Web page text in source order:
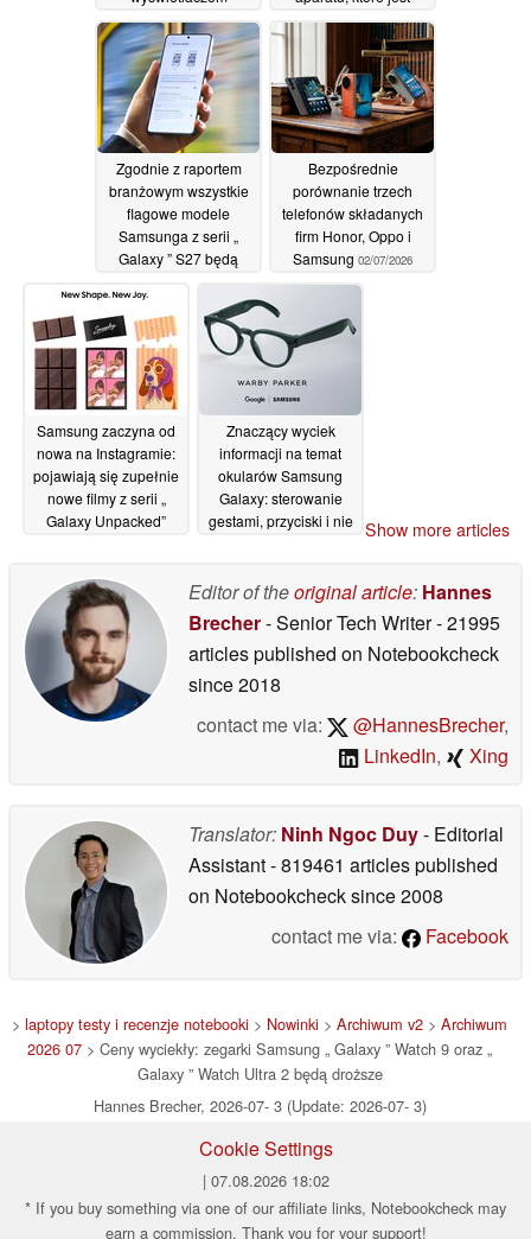
AMOLED, mapami
offline i 18-dniową
żywotnością baterii
07/07/2026
opóźnione o 4 lata
03/07/2026
Zgodnie z raportem
branżowym wszystkie
flagowe modele
Samsunga z serii „
Galaxy ” S27 będą
ekskluzywną funkcję „
Galaxy ” znaną z
modelu S26 Ultra
02/07/2026
Bezpośrednie
porównanie trzech
telefonów składanych
firm Honor, Oppo i
Samsung 02/07/2026
Samsung zaczyna od
nowa na Instagramie:
pojawiają się zupełnie
nowe filmy z serii „
Galaxy Unpacked”
Znaczący wyciek
informacji na temat
okularów Samsung
Galaxy: sterowanie
gestami, przyciski i nie
Show more articles
Editor of theoriginal article: Hannes
Brecher- Senior Tech Writer- 21995
articles published on Notebookcheck
since 2018
contact me via:
@HannesBrecher,
LinkedIn, Xing
Translator: Ninh Ngoc Duy- Editorial
Assistant- 819461 articles published
on Notebookchecksince 2008
contact me via:
Facebook
> laptopy testy i recenzje notebooki > Nowinki > Archiwum v2 > Archiwum
2026 07 > Ceny wyciekły: zegarki Samsung „ Galaxy ” Watch 9 oraz „
Galaxy ” Watch Ultra 2 będą droższe
Hannes Brecher, 2026-07- 3 (Update: 2026-07- 3)
Cookie Settings
| 07.08.2026 18:02
* If you buy something via one of our affiliate links, Notebookcheck may
earn a commission. Thank you for your support!